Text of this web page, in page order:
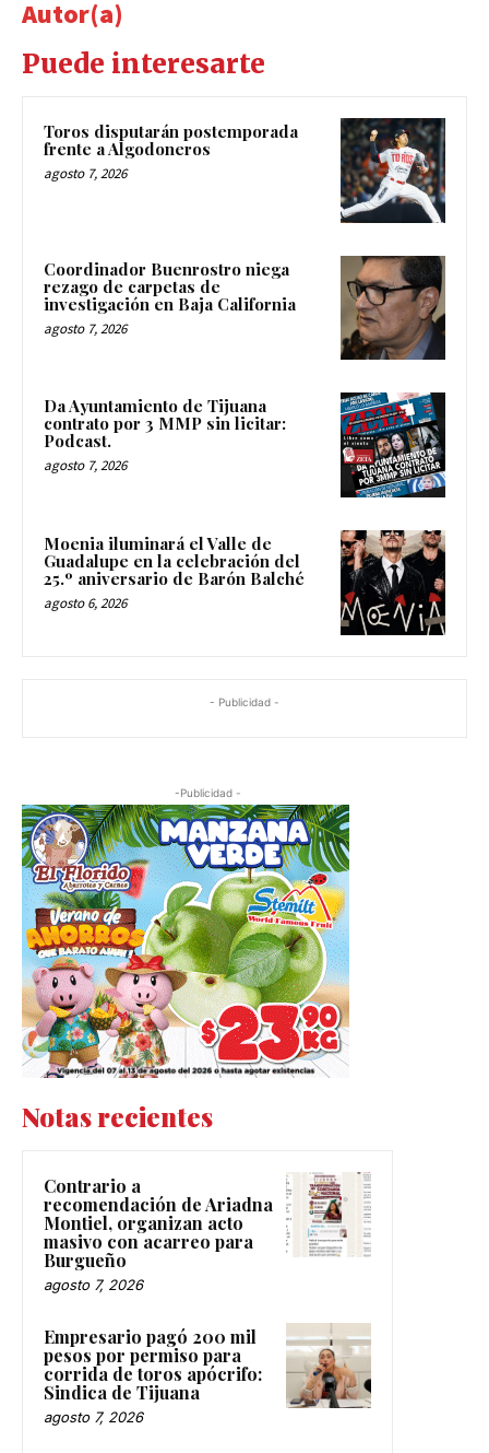
Autor(a)
Puede interesarte
Toros disputarán postemporada
frente a Algodoneros
agosto 7, 2026
Coordinador Buenrostro niega
rezago de carpetas de
investigación en Baja California
agosto 7, 2026
Da Ayuntamiento de Tijuana
contrato por 3 MMP sin licitar:
Podcast.
agosto 7, 2026
Moenia iluminará el Valle de
Guadalupe en la celebración del
25.º aniversario de Barón Balché
agosto 6, 2026
- Publicidad -
-Publicidad -
Notas recientes
Contrario a
recomendación de Ariadna
Montiel, organizan acto
masivo con acarreo para
Burgueño
agosto 7, 2026
Empresario pagó 200 mil
pesos por permiso para
corrida de toros apócrifo:
Sindica de Tijuana
agosto 7, 2026